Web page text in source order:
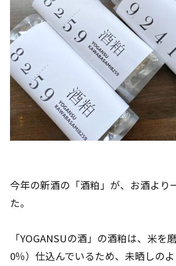
今年の新酒の「酒粕」が、お酒より
た。
「YOGANSUの酒」の酒粕は、米を
0％）仕込んでいるため、未晒しの